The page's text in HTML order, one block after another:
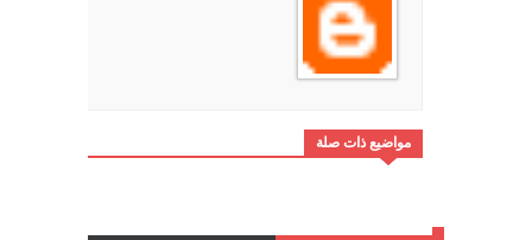
مواضيع ذات صلة